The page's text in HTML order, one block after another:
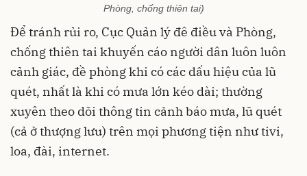
Phòng, chống thiên tai)
Để tránh rủi ro, Cục Quản lý đê điều và Phòng,
chống thiên tai khuyến cáo người dân luôn luôn
cảnh giác, đề phòng khi có các dấu hiệu của lũ
quét, nhất là khi có mưa lớn kéo dài; thường
xuyên theo dõi thông tin cảnh báo mưa, lũ quét
(cả ở thượng lưu) trên mọi phương tiện như tivi,
loa, đài, internet.